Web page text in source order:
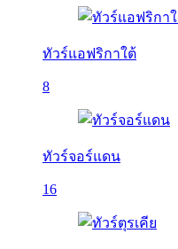
ทัวร์แอฟริกาใต้
8
ทัวร์จอร์แดน
16